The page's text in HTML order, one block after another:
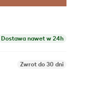
Dostawa nawet w 24h
Zwrot do 30 dni